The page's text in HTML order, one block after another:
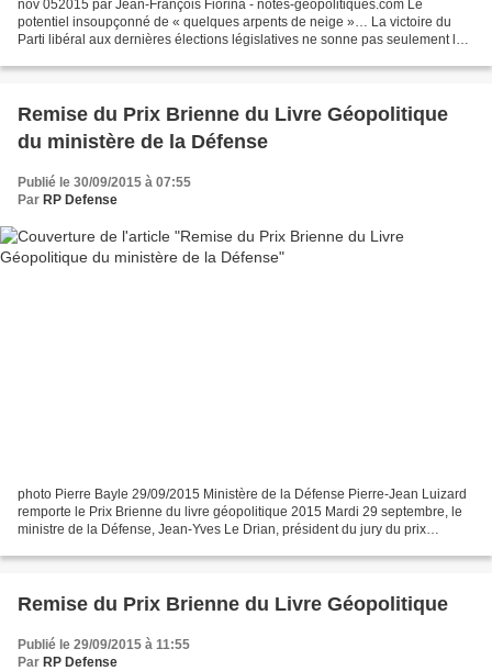
nov 052015 par Jean-François Fiorina - notes-geopolitiques.com Le
potentiel insoupçonné de « quelques arpents de neige »… La victoire du
Parti libéral aux dernières élections législatives ne sonne pas seulement le
Remise du Prix Brienne du Livre Géopolitique
du ministère de la Défense
Publié le 30/09/2015 à 07:55
Par RP Defense
photo Pierre Bayle 29/09/2015 Ministère de la Défense Pierre-Jean Luizard
remporte le Prix Brienne du livre géopolitique 2015 Mardi 29 septembre, le
ministre de la Défense, Jean-Yves Le Drian, président du jury du prix
Remise du Prix Brienne du Livre Géopolitique
Publié le 29/09/2015 à 11:55
Par RP Defense